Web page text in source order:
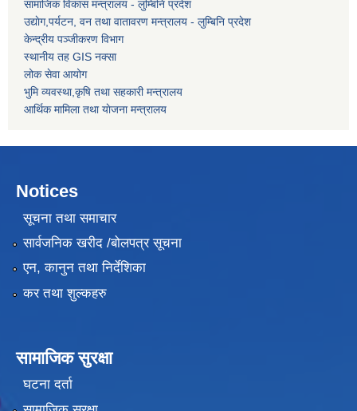
सामाजिक विकास मन्त्रालय - लुम्बिनि प्रदेश
उद्याेग,पर्यटन, वन तथा वातावरण मन्त्रालय - लुम्बिनि प्रदेश
केन्द्रीय पञ्जीकरण विभाग
स्थानीय तह GIS नक्सा
लोक सेवा आयोग
भुमि व्यवस्था,कृषि तथा सहकारी मन्त्रालय
आर्थिक मामिला तथा याेजना मन्त्रालय
Notices
सूचना तथा समाचार
सार्वजनिक खरीद /बोलपत्र सूचना
एन, कानुन तथा निर्देशिका
कर तथा शुल्कहरु
सामाजिक सुरक्षा
घटना दर्ता